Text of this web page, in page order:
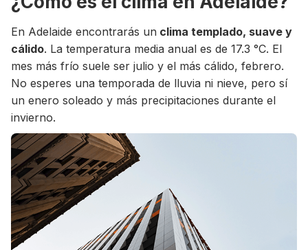
En Adelaide encontrarás un clima templado, suave y
cálido. La temperatura media anual es de 17.3 °C. El
mes más frío suele ser julio y el más cálido, febrero.
No esperes una temporada de lluvia ni nieve, pero sí
un enero soleado y más precipitaciones durante el
invierno.